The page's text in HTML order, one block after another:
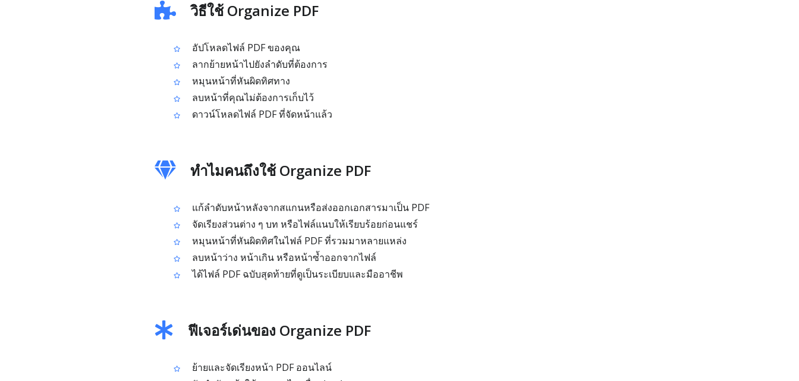
วิธีใช้ Organize PDF
อัปโหลดไฟล์ PDF ของคุณ
ลากย้ายหน้าไปยังลำดับที่ต้องการ
หมุนหน้าที่หันผิดทิศทาง
ลบหน้าที่คุณไม่ต้องการเก็บไว้
ดาวน์โหลดไฟล์ PDF ที่จัดหน้าแล้ว
ทำไมคนถึงใช้ Organize PDF
แก้ลำดับหน้าหลังจากสแกนหรือส่งออกเอกสารมาเป็น PDF
จัดเรียงส่วนต่าง ๆ บท หรือไฟล์แนบให้เรียบร้อยก่อนแชร์
หมุนหน้าที่หันผิดทิศในไฟล์ PDF ที่รวมมาหลายแหล่ง
ลบหน้าว่าง หน้าเกิน หรือหน้าซ้ำออกจากไฟล์
ได้ไฟล์ PDF ฉบับสุดท้ายที่ดูเป็นระเบียบและมืออาชีพ
ฟีเจอร์เด่นของ Organize PDF
ย้ายและจัดเรียงหน้า PDF ออนไลน์